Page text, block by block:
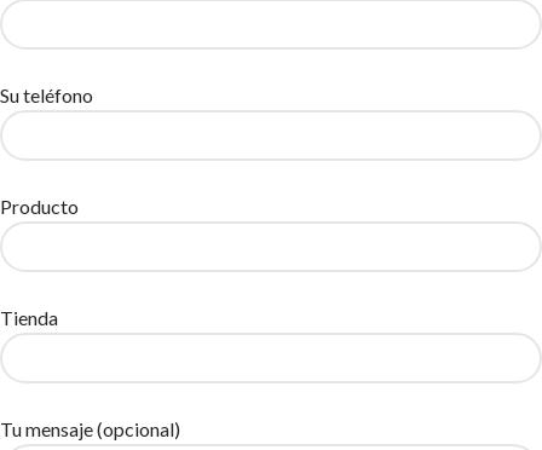
Su teléfono
Producto
Tienda
Tu mensaje (opcional)